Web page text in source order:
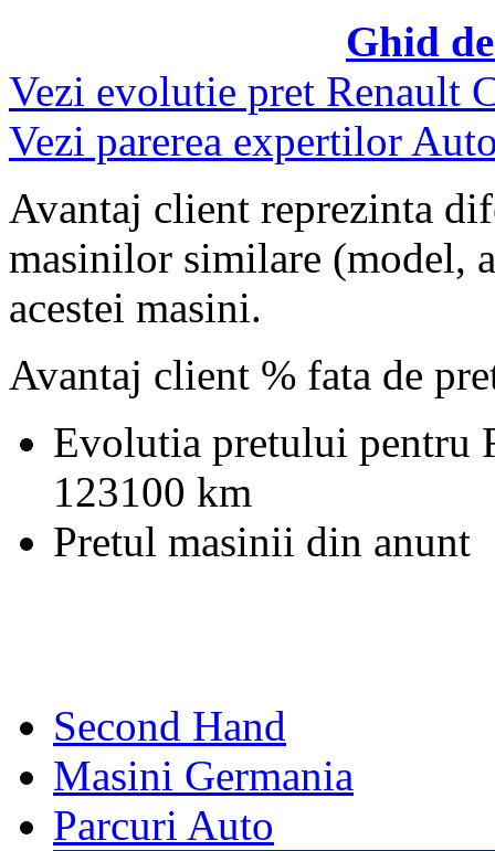
Ghid
Vezi evolutie pret Renault
Vezi parerea expertilor
Avantaj client reprezinta
masinilor similare (model,
acestei masini.
Avantaj client % fata de
Evolutia pretului pentru
123100 km
Pretul masinii din anunt
Second Hand
Masini Germania
Parcuri Auto